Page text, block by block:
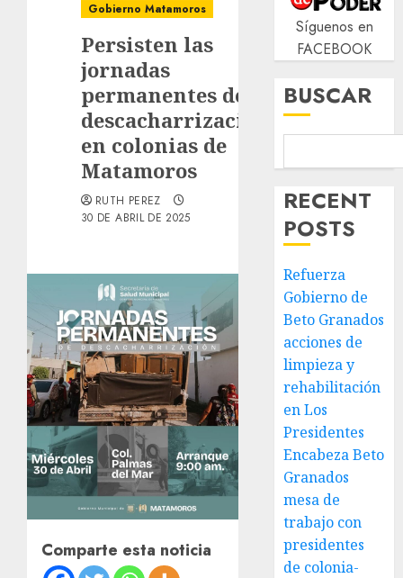
Gobierno Matamoros
Persisten las
jornadas
permanentes de
descacharrización
en colonias de
Matamoros
RUTH PEREZ
30 DE ABRIL DE 2025
Comparte esta noticia
Síguenos en
FACEBOOK
BUSCAR
RECENT
POSTS
Refuerza
Gobierno de
Beto Granados
acciones de
limpieza y
rehabilitación
en Los
Presidentes
Encabeza Beto
Granados
mesa de
trabajo con
presidentes
de colonia-